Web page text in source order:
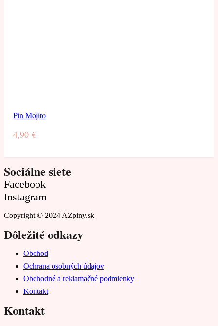
Pin Mojito
4,90€
Sociálne siete
Facebook
Instagram
Copyright © 2024 AZpiny.sk
Dôležité odkazy
Obchod
Ochrana osobných údajov
Obchodné a reklamačné podmienky
Kontakt
Kontakt